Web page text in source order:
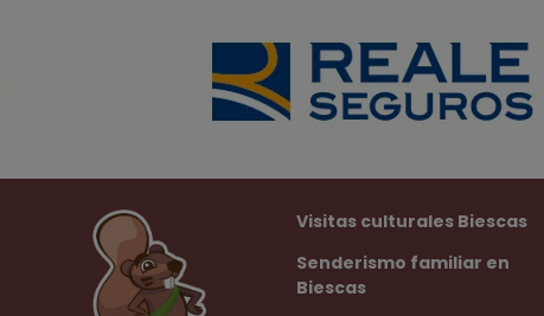
Visitas culturales Biescas
Senderismo familiar en
Biescas